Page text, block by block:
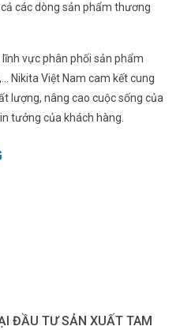
các dòng sản phẩm thương
vực phân phối sản phẩm
Nikita Việt Nam cam kết cung
lượng, nâng cao cuộc sống của
tưởng của khách hàng.
ĐẦU TƯ SẢN XUẤT TAM